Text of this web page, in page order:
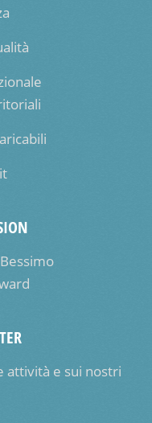
attività e sui nostri